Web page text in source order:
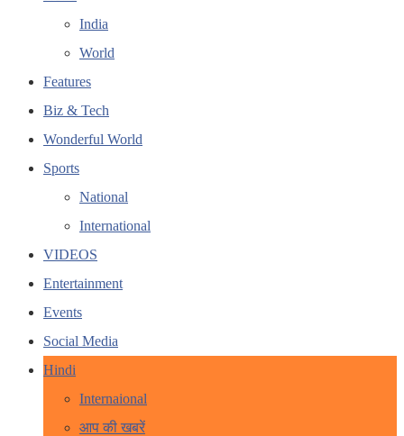
India
World
Features
Biz & Tech
Wonderful World
Sports
National
International
VIDEOS
Entertainment
Events
Social Media
Hindi
Internaional
आप की खबरें